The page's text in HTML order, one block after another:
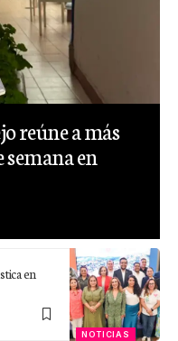
reúne a más
semana en
NOTICIAS
en